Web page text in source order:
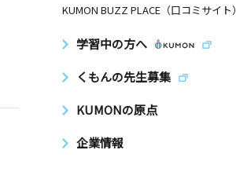
KUMON BUZZ PLACE（口コミサイト）
学習中の方へ
くもんの先生募集
KUMONの原点
企業情報